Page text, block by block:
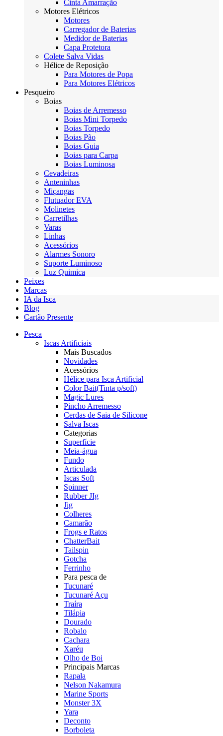
Cinta Amarração
Motores Elétricos
Motores
Carregador de Baterias
Medidor de Baterias
Capa Protetora
Colete Salva Vidas
Hélice de Reposição
Para Motores de Popa
Para Motores Elétricos
Pesqueiro
Boias
Boias de Arremesso
Boias Mini Torpedo
Boias Torpedo
Boias Pão
Boias Guia
Boias para Carpa
Boias Luminosa
Cevadeiras
Anteninhas
Miçangas
Flutuador EVA
Molinetes
Carretilhas
Varas
Linhas
Acessórios
Alarmes Sonoro
Suporte Luminoso
Luz Quimica
Peixes
Marcas
IA da Isca
Blog
Cartão Presente
Pesca
Iscas Artificiais
Mais Buscados
Novidades
Acessórios
Hélice para Isca Artificial
Color Bait(Tinta p/soft)
Magic Lures
Pincho Arremesso
Cerdas de Saia de Silicone
Salva Iscas
Categorias
Superfície
Meia-água
Fundo
Articulada
Iscas Soft
Spinner
Rubber JIg
Jig
Colheres
Camarão
Frogs e Ratos
ChatterBait
Tailspin
Gotcha
Ferrinho
Para pesca de
Tucunaré
Tucunaré Açu
Traíra
Tilápia
Dourado
Robalo
Cachara
Xaréu
Olho de Boi
Principais Marcas
Rapala
Nelson Nakamura
Marine Sports
Monster 3X
Yara
Deconto
Borboleta